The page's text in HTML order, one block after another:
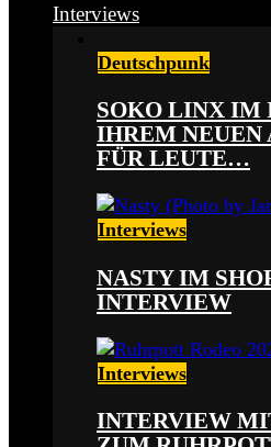
Interviews
Deutschpunk
SOKO LINX IM
IHREM NEUEN
FÜR LEUTE…
Interviews
NASTY IM
INTERVIEW
Interviews
INTERVIEW